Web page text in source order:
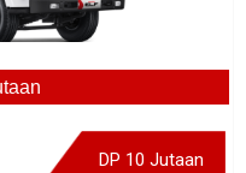
DP 10 Jutaan